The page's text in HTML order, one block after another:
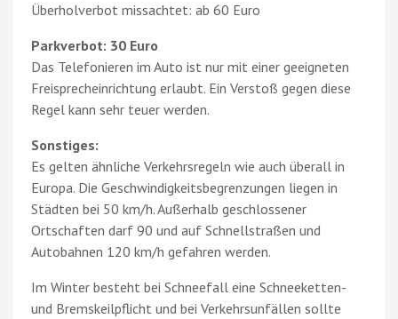
Überholverbot missachtet: ab 60 Euro
Parkverbot: 30 Euro
Das Telefonieren im Auto ist nur mit einer geeigneten
Freisprecheinrichtung erlaubt. Ein Verstoß gegen diese
Regel kann sehr teuer werden.
Sonstiges:
Es gelten ähnliche Verkehrsregeln wie auch überall in
Europa. Die Geschwindigkeitsbegrenzungen liegen in
Städten bei 50 km/h. Außerhalb geschlossener
Ortschaften darf 90 und auf Schnellstraßen und
Autobahnen 120 km/h gefahren werden.
Im Winter besteht bei Schneefall eine Schneeketten-
und Bremskeilpflicht und bei Verkehrsunfällen sollte